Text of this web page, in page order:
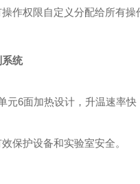
作权限自定义分配给所有
统
元6面加热设计，升温速率
保护设备和实验室安全。